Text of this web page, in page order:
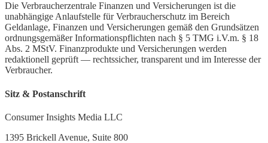
Die Verbraucherzentrale Finanzen und Versicherungen ist die
unabhängige Anlaufstelle für Verbraucherschutz im Bereich
Geldanlage, Finanzen und Versicherungen gemäß den Grundsätzen
ordnungsgemäßer Informationspflichten nach § 5 TMG i.V.m. § 18
Abs. 2 MStV. Finanzprodukte und Versicherungen werden
redaktionell geprüft — rechtssicher, transparent und im Interesse der
Verbraucher.
Sitz & Postanschrift
Consumer Insights Media LLC
1395 Brickell Avenue, Suite 800